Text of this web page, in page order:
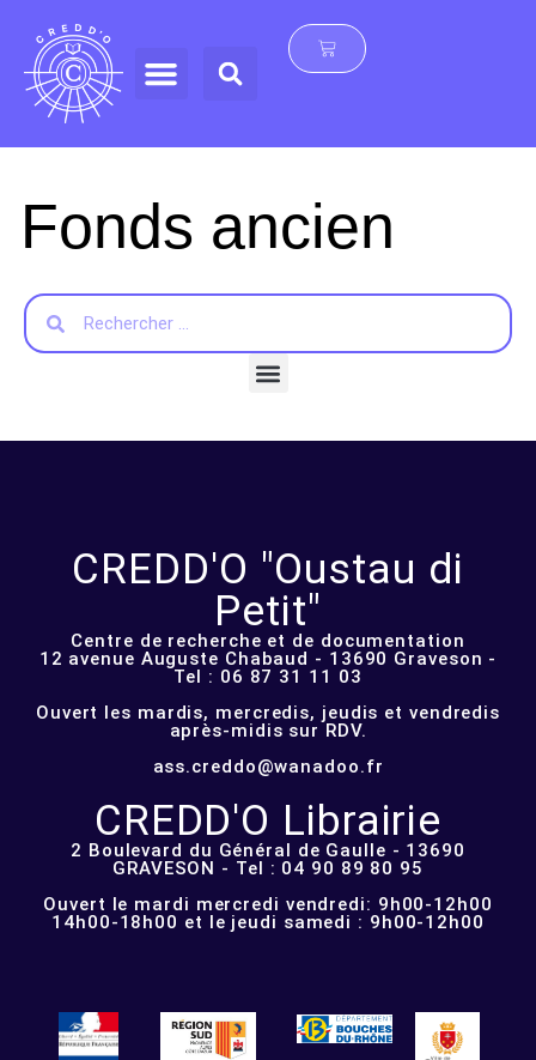
Fonds ancien
CREDD'O "Oustau di
Petit"
Centre de recherche et de documentation
12 avenue Auguste Chabaud - 13690 Graveson -
Tel : 06 87 31 11 03
Ouvert les mardis, mercredis, jeudis et vendredis
après-midis sur RDV.
ass.creddo@wanadoo.fr
CREDD'O Librairie
2 Boulevard du Général de Gaulle - 13690
GRAVESON - Tel : 04 90 89 80 95
Ouvert le mardi mercredi vendredi: 9h00-12h00
14h00-18h00 et le jeudi samedi : 9h00-12h00